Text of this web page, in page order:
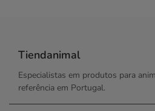
Tiendanimal
Especialistas em produtos para
referência em Portugal.